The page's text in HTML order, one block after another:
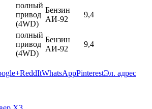
полный
привод
(4WD)
Бензин
АИ-92
9,4
полный
привод
(4WD)
Бензин
АИ-92
9,4
ReddItWhatsAppPinterestЭл. адрес